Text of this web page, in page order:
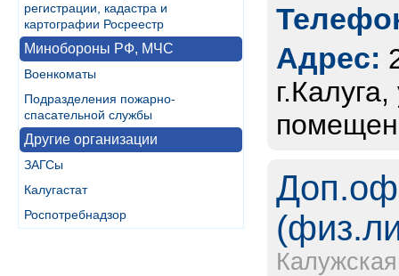
регистрации, кадастра и
картографии Росреестр
Минобороны РФ, МЧС
Военкоматы
Подразделения пожарно-
спасательной службы
Другие организации
ЗАГСы
Калугастат
Роспотребнадзор
Адрес: